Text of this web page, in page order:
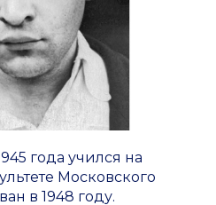
года учился на
Московского
в 1948 году.